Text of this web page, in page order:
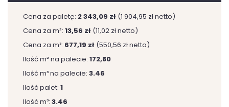
Cena za paletę: 2 343,09 zł (1 904,95 zł netto)
Cena za m²: 13,56 zł (11,02 zł netto)
Cena za m³: 677,19 zł (550,56 zł netto)
Ilość m² na palecie: 172,80
Ilość m³ na palecie: 3.46
Ilość palet: 1
Ilość m³: 3.46